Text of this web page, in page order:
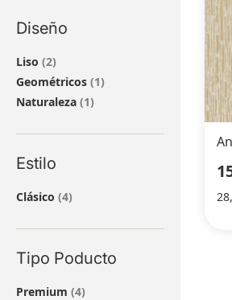
Diseño
Liso 2artículos
Geométricos 1artículo
Naturaleza 1artículo
Estilo
Clásico 4artículos
Tipo Poducto
Premium 4artículos